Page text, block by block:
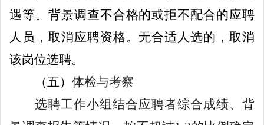
遇等。背景调查不合格的或拒不配合的应聘
人员 ，取消应聘资格。无合适人选的，取消
该岗位选聘。
（五） 体检与考察
选聘工作小组结合应聘者综合成绩、背